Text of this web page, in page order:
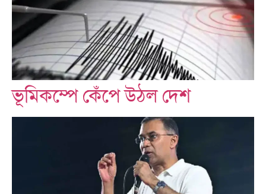
ভূমিকম্পে কেঁপে উঠল দেশ